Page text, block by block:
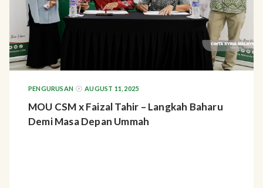
PENGURUSAN AUGUST 11, 2025
MOU CSM x Faizal Tahir – Langkah Baharu
Demi Masa Depan Ummah